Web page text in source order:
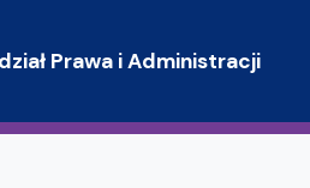
Prawa i Administracji